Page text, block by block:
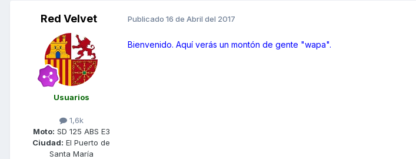
Red Velvet
Usuarios
1,6k
Moto: SD 125 ABS E3
Ciudad: El Puerto de
Santa María
Publicado 16 de Abril del 2017
Bienvenido. Aquí verás un montón de gente "wapa".